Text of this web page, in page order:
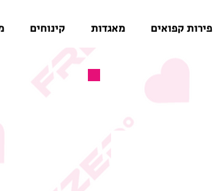
פירות קפואים מאגדות קינוחים